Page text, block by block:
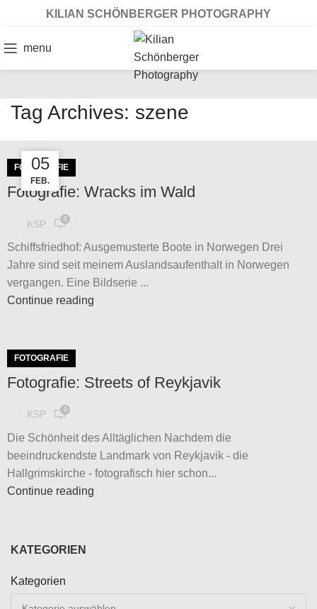
KILIAN SCHÖNBERGER PHOTOGRAPHY
menu
Tag Archives: szene
22
FEB.
FOTOGRAFIE
Fotografie: Wracks im Wald
KSP 0
Schiffsfriedhof: Ausgemusterte Boote in Norwegen Drei
Jahre sind seit meinem Auslandsaufenthalt in Norwegen
vergangen. Eine Bildserie ...
Continue reading
05
FEB.
FOTOGRAFIE
Fotografie: Streets of Reykjavik
KSP 0
Die Schönheit des Alltäglichen Nachdem die
beeindruckendste Landmark von Reykjavik - die
Hallgrimskirche - fotografisch hier schon...
Continue reading
KATEGORIEN
Kategorien